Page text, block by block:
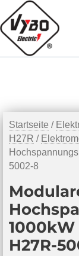
Zum
Inhalt
springen
Startseite /
H27R /
5002-8
H27R-